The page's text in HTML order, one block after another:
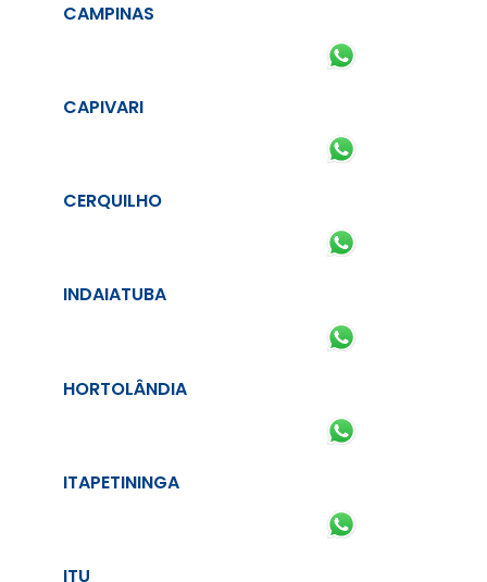
CAMPINAS
CAPIVARI
CERQUILHO
INDAIATUBA
HORTOLÂNDIA
ITAPETININGA
ITU